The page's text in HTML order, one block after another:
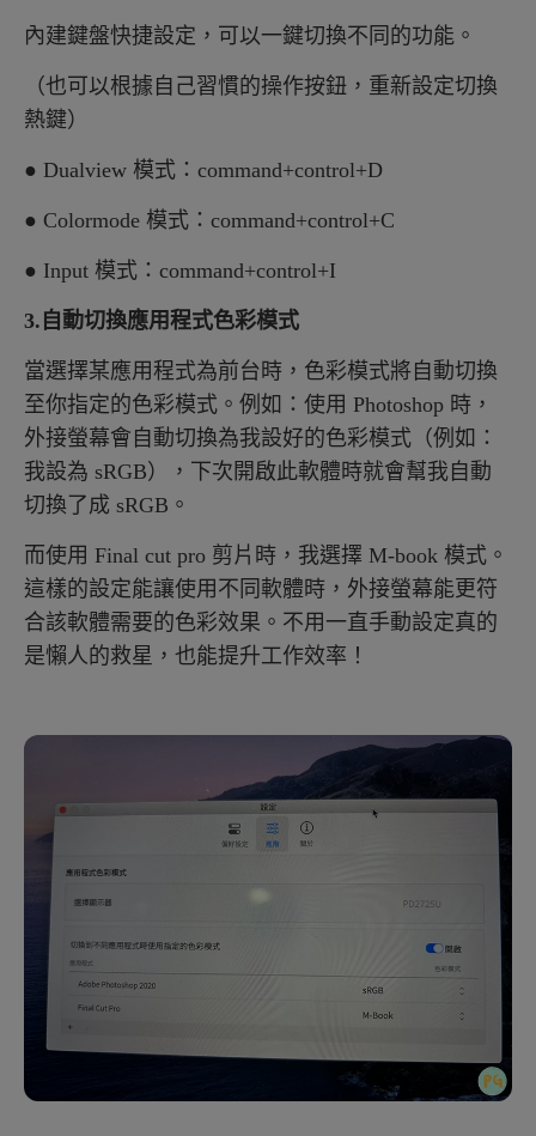
內建鍵盤快捷設定，可以一鍵切換不同的功能。
（也可以根據自己習慣的操作按鈕，重新設定切換
熱鍵）
● Dualview 模式：command+control+D
● Colormode 模式：command+control+C
● Input 模式：command+control+I
3.自動切換應用程式色彩模式
當選擇某應用程式為前台時，色彩模式將自動切換
至你指定的色彩模式。例如：使用 Photoshop 時，
外接螢幕會自動切換為我設好的色彩模式（例如：
我設為 sRGB），下次開啟此軟體時就會幫我自動
切換了成 sRGB。
而使用 Final cut pro 剪片時，我選擇 M-book 模式。
這樣的設定能讓使用不同軟體時，外接螢幕能更符
合該軟體需要的色彩效果。不用一直手動設定真的
是懶人的救星，也能提升工作效率！